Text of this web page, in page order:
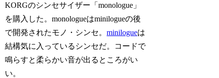
KORGのシンセサイザー「monologue」
を購入した。monologueはminilogueの後
で開発されたモノ・シンセ。minilogueは
結構気に入っているシンセだ。コードで
鳴らすと柔らかい音が出るところがい
い。